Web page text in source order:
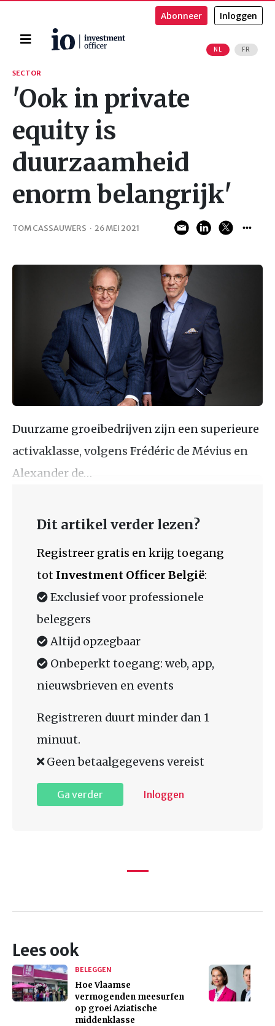
Home
NL FR
Abonneer Inloggen
Zoeken
SECTOR
'Ook in private
equity is
duurzaamheid
enorm belangrijk'
TOM CASSAUWERS · 26 MEI 2021
Duurzame groeibedrijven zijn een superieure
activaklasse, volgens Frédéric de Mévius en
Alexander de…
Dit artikel verder lezen?
Registreer gratis en krijg toegang
tot Investment Officer België:
Exclusief voor professionele
beleggers
Altijd opzegbaar
Onbeperkt toegang: web, app,
nieuwsbrieven en events
Registreren duurt minder dan 1
minuut.
Geen betaalgegevens vereist
Ga verder Inloggen
Lees ook
BELEGGEN
Hoe Vlaamse
vermogenden meesurfen
op groei Aziatische
middenklasse